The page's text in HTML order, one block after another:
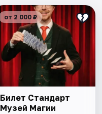
от 2 000 ₽
Билет Стандарт
Музей Магии